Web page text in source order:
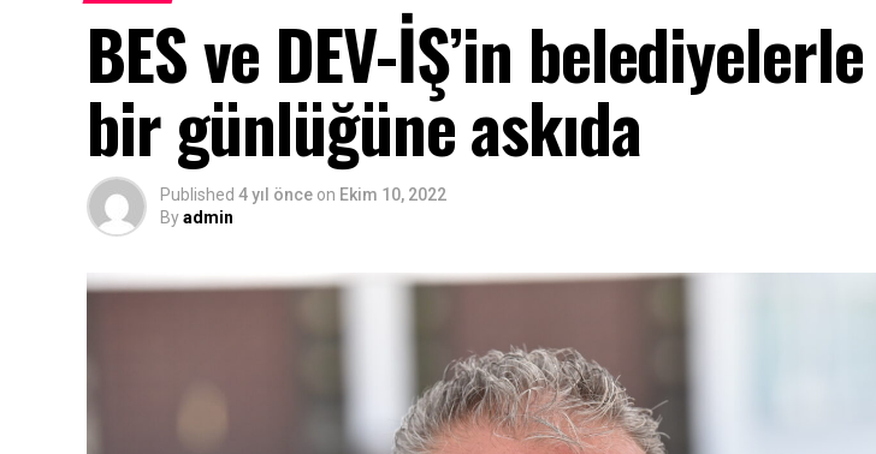
BES ve DEV-İŞ’in
bir günlüğüne askıda
Published 4 yıl önce on Ekim 10, 2022
Byadmin